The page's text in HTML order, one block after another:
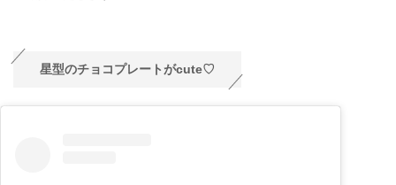
星型のチョコプレートがcute♡